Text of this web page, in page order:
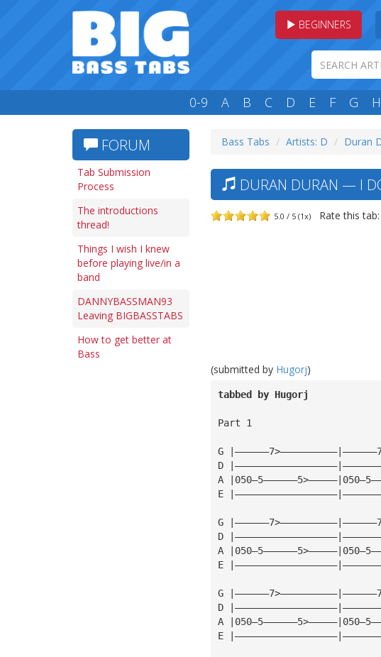
BEGINNERS
0-9 A B C D E F G H
FORUM
Tab Submission
Process
The introductions
thread!
Things I wish I knew
before playing live/in a
band
DANNYBASSMAN93
Leaving BIGBASSTABS
How to get better at
Bass
Bass Tabs Artists: D Duran
DURAN DURAN — I
5.0 / 5 (1x) Rate this tab:
(submitted by Hugorj)
tabbed by Hugorj
Part 1
G
D
A
E
G
D
A
E
G
D
A
E